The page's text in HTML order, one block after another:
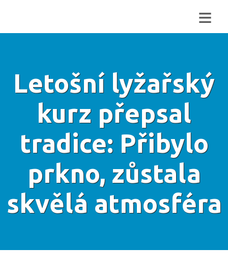
≡
Letošní lyžařský
kurz přepsal
tradice: Přibylo
prkno, zůstala
skvělá atmosféra